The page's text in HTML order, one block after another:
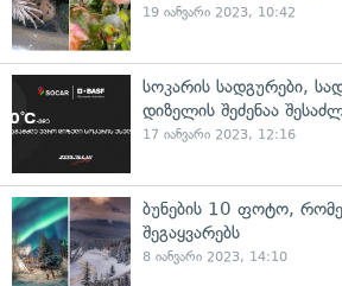
19 იანვარი 2023, 10:42
სოკარის სადგურები,
დიზელის შეძენაა
17 იანვარი 2023, 12:16
ბუნების 10 ფოტო,
შეგაყვარებს
8 იანვარი 2023, 14:10